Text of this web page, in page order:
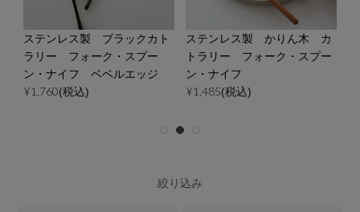
ステンレス製 ブラックカト
ラリー フォーク・スプー
ン・ナイフ ベベルエッジ
¥1,760(税込)
ステンレス製 かりん木 カ
トラリー フォーク・スプー
ン・ナイフ
¥1,485(税込)
絞り込み